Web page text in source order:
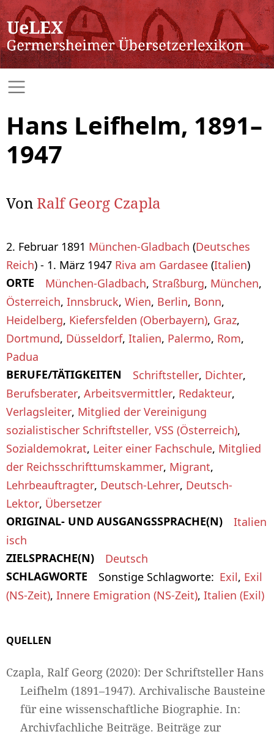
Hans Leifhelm, 1891–
1947
Von Ralf Georg Czapla
2. Februar 1891 München-Gladbach (Deutsches
Reich) - 1. März 1947 Riva am Gardasee (Italien)
ORTE München-Gladbach, Straßburg, München,
Österreich, Innsbruck, Wien, Berlin, Bonn,
Heidelberg, Kiefersfelden (Oberbayern), Graz,
Dortmund, Düsseldorf, Italien, Palermo, Rom,
Padua
BERUFE/TÄTIGKEITEN Schriftsteller, Dichter,
Berufsberater, Arbeitsvermittler, Redakteur,
Verlagsleiter, Mitglied der Vereinigung
sozialistischer Schriftsteller, VSS (Österreich),
Sozialdemokrat, Leiter einer Fachschule, Mitglied
der Reichsschrifttumskammer, Migrant,
Lehrbeauftragter, Deutsch-Lehrer, Deutsch-
Lektor, Übersetzer
ORIGINAL- UND AUSGANGSSPRACHE(N)
Italien
isch
ZIELSPRACHE(N) Deutsch
SCHLAGWORTE Sonstige Schlagworte Exil, Exil
(NS-Zeit), Innere Emigration (NS-Zeit), Italien (Exil)
QUELLEN
Czapla, Ralf Georg (2020): Der Schriftsteller Hans
Leifhelm (1891–1947). Archivalische Bausteine
für eine wissenschaftliche Biographie. In:
Archivfachliche Beiträge. Beiträge zur